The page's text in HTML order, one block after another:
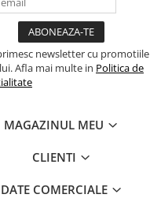
newsletter cu promotiile
Afla mai multe in Politica de
MAGAZINUL MEU
CLIENTI
DATE COMERCIALE